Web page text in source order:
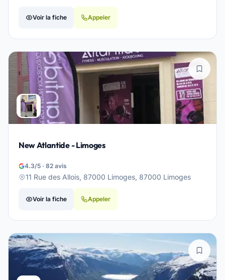
Voir la fiche Appeler
New Atlantide - Limoges
4.3/5 · 82 avis
11 Rue des Allois, 87000 Limoges, 87000 Limoges
Voir la fiche Appeler